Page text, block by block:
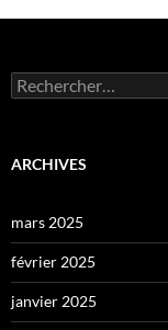
Rechercher :
ARCHIVES
mars 2025
février 2025
janvier 2025